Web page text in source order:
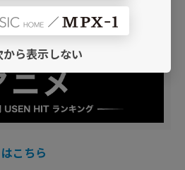
こちら
から表示しない